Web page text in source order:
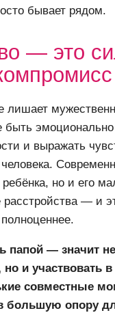
бывает рядом.
— это
лишает
быть
и выражать
но и его
— и
папой — значит
и участвовать в
совместные
большую опору